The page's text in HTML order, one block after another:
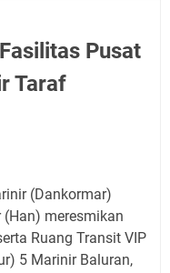
Pusat
Taraf
(Dankormar)
meresmikan
Ruang Transit VIP
5 Marinir Baluran,